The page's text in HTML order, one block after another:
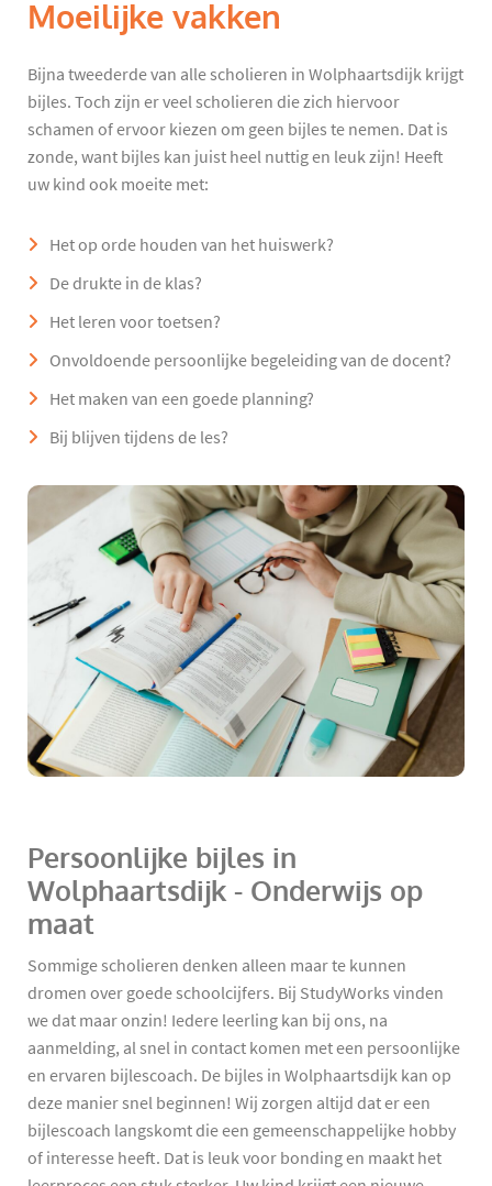
Moeilijke vakken
Bijna tweederde van alle scholieren in Wolphaartsdijk krijgt
bijles. Toch zijn er veel scholieren die zich hiervoor
schamen of ervoor kiezen om geen bijles te nemen. Dat is
zonde, want bijles kan juist heel nuttig en leuk zijn! Heeft
uw kind ook moeite met:
Het op orde houden van het huiswerk?
De drukte in de klas?
Het leren voor toetsen?
Onvoldoende persoonlijke begeleiding van de docent?
Het maken van een goede planning?
Bij blijven tijdens de les?
Persoonlijke bijles in
Wolphaartsdijk - Onderwijs op
maat
Sommige scholieren denken alleen maar te kunnen
dromen over goede schoolcijfers. Bij StudyWorks vinden
we dat maar onzin! Iedere leerling kan bij ons, na
aanmelding, al snel in contact komen met een persoonlijke
en ervaren bijlescoach. De bijles in Wolphaartsdijk kan op
deze manier snel beginnen! Wij zorgen altijd dat er een
bijlescoach langskomt die een gemeenschappelijke hobby
of interesse heeft. Dat is leuk voor bonding en maakt het